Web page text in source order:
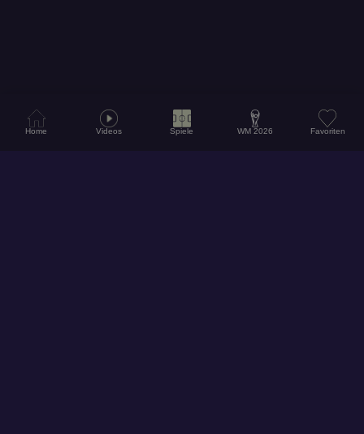
Home Videos Spiele WM 2026 Favoriten